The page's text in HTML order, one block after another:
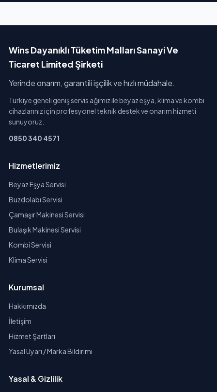
Wins Dayanıklı Tüketim Malları Sanayi Ve
Ticaret Limited Şirketi
Yerinde onarım, garantili işçilik ve hızlı müdahale.
Türkiye geneli geniş servis ağımız ile beyaz eşya, klima ve kombi
cihazlarınız için profesyonel teknik destek ve onarım hizmeti
sunuyoruz.
0850 340 4571
Hizmetlerimiz
Beyaz Eşya Servisi
Buzdolabı Servisi
Çamaşır Makinesi Servisi
Bulaşık Makinesi Servisi
Kombi Servisi
Klima Servisi
Kurumsal
Hakkımızda
İletişim
Hizmet Şartları
Yasal Uyarı / Marka Bildirimi
Yasal & Gizlilik